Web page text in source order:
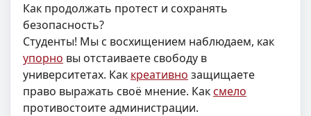
Как продолжать протест и сохранять
безопасность?
Студенты! Мы с восхищением наблюдаем, как
упорно вы отстаиваете свободу в
университетах. Как креативно защищаете
право выражать своё мнение. Каксмело
противостоите администрации.